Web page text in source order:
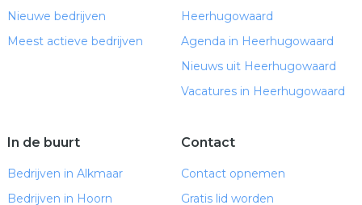
Nieuwe bedrijven
Meest actieve bedrijven
Heerhugowaard
Agenda in Heerhugowaard
Nieuws uit Heerhugowaard
Vacatures in Heerhugowaard
In de buurt
Bedrijven in Alkmaar
Bedrijven in Hoorn
Contact
Contact opnemen
Gratis lid worden